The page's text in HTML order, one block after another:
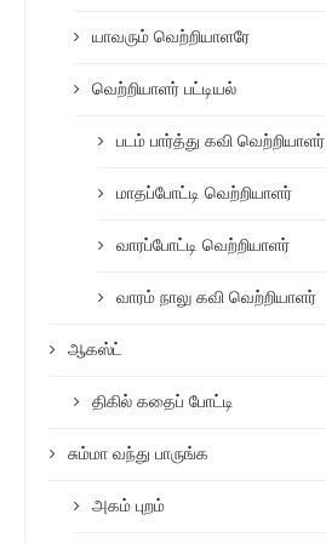
யாவரும் வெற்றியாளரே
வெற்றியாளர் பட்டியல்
படம் பார்த்து கவி வெற்றியாளர்
மாதப்போட்டி வெற்றியாளர்
வாரப்போட்டி வெற்றியாளர்
வாரம் நாலு கவி வெற்றியாளர்
ஆகஸ்ட்
திகில் கதைப் போட்டி
சும்மா வந்து பாருங்க
அகம் புறம்